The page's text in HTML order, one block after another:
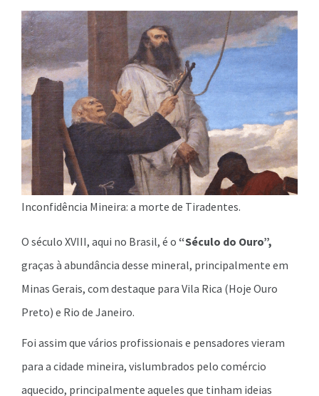
Inconfidência Mineira: a morte de Tiradentes.
O século XVIII, aqui no Brasil, é o “Século do Ouro”,
graças à abundância desse mineral, principalmente em
Minas Gerais, com destaque para Vila Rica (Hoje Ouro
Preto) e Rio de Janeiro.
Foi assim que vários profissionais e pensadores vieram
para a cidade mineira, vislumbrados pelo comércio
aquecido, principalmente aqueles que tinham ideias